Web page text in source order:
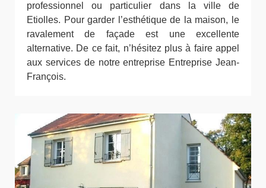
professionnel ou particulier dans la ville de
Etiolles. Pour garder l’esthétique de la maison, le
ravalement de façade est une excellente
alternative. De ce fait, n’hésitez plus à faire appel
aux services de notre entreprise Entreprise Jean-
François.